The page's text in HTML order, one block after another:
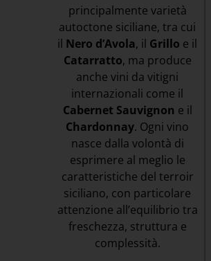
principalmente varietà
autoctone siciliane, tra cui
il Nero d’Avola, il Grillo e il
Catarratto, ma produce
anche vini da vitigni
internazionali come il
Cabernet Sauvignon e il
Chardonnay. Ogni vino
nasce dalla volontà di
esprimere al meglio le
caratteristiche del terroir
siciliano, con particolare
attenzione all’equilibrio tra
freschezza, struttura e
complessità.